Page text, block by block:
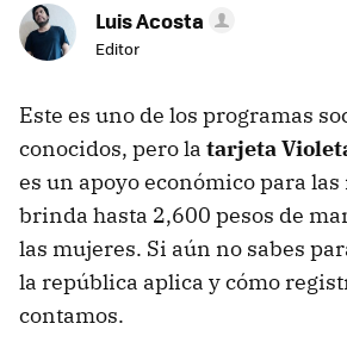
Luis Acosta
Editor
Este es uno de los programas
conocidos, pero la tarjeta
es un apoyo económico para
brinda hasta 2,600 pesos de
las mujeres. Si aún no sabes
la república aplica y cómo
contamos.